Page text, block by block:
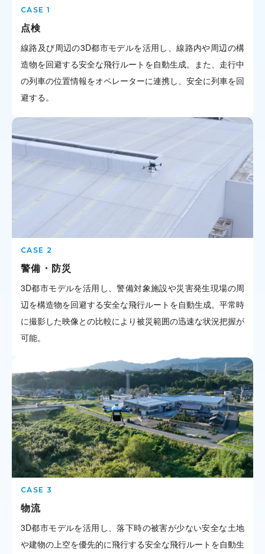
点検
線路及び周辺の3D都市モデルを活用し、線路内や周辺の構
造物を回避する安全な飛行ルートを自動生成。また、走行中
の列車の位置情報をオペレーターに連携し、安全に列車を回
避する。
警備・防災
3D都市モデルを活用し、警備対象施設や災害発生現場の周
辺を構造物を回避する安全な飛行ルートを自動生成。平常時
に撮影した映像との比較により被災範囲の迅速な状況把握が
可能。
物流
3D都市モデルを活用し、落下時の被害が少ない安全な土地
や建物の上空を優先的に飛行する安全な飛行ルートを自動生